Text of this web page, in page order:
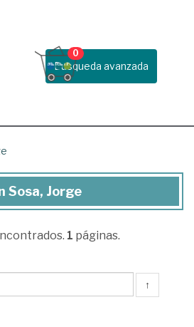
Busqueda avanzada
0
Sosa, Jorge
1 páginas.
↑